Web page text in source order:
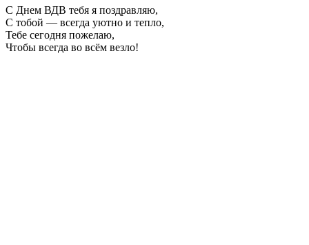
С Днем ВДВ тебя я поздравляю,
С тобой — всегда уютно и тепло,
Тебе сегодня пожелаю,
Чтобы всегда во всём везло!